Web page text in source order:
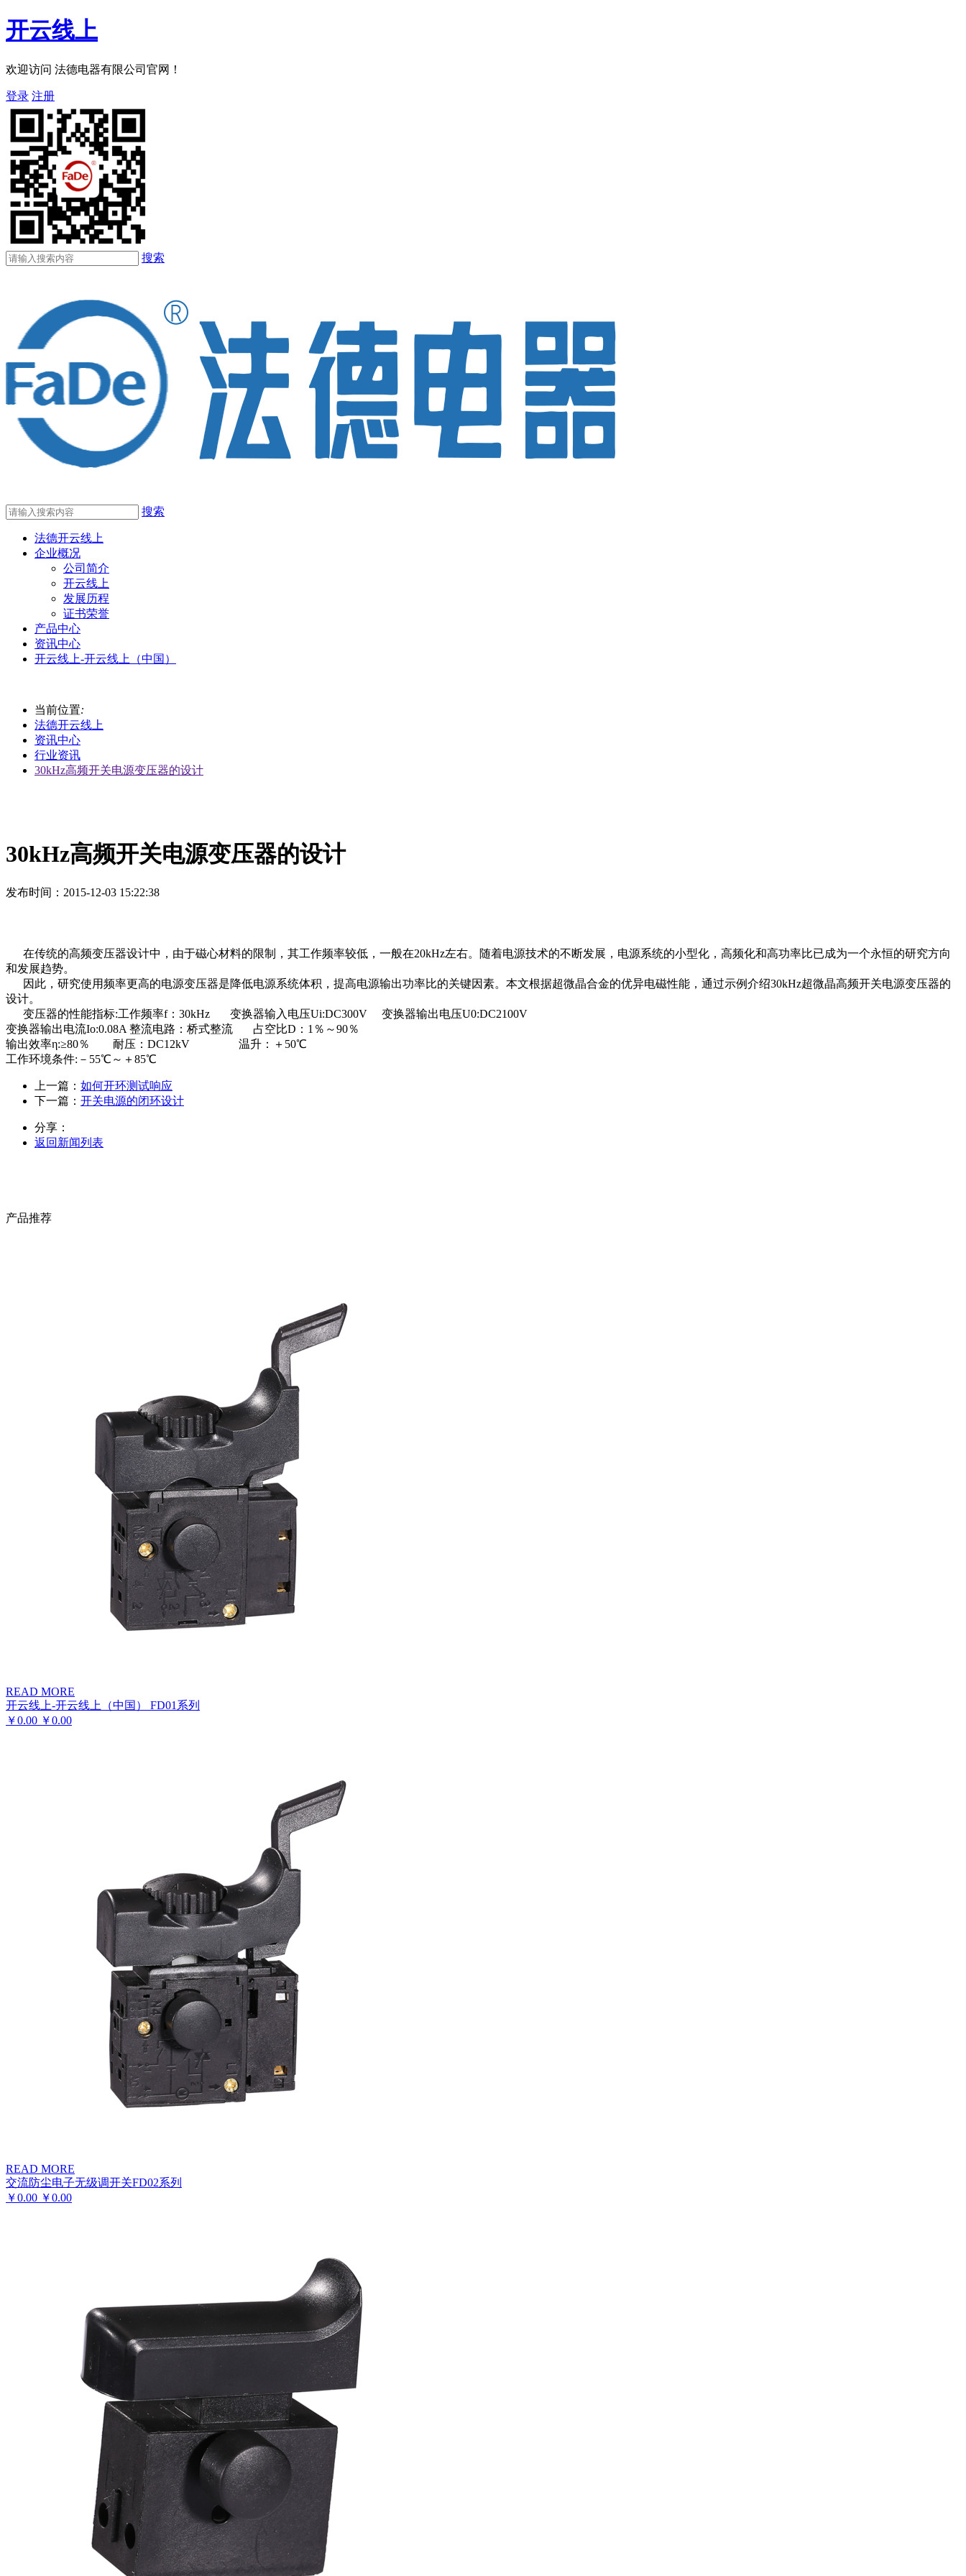
开云线上
欢迎访问 法德电器有限公司官网！
登录 注册
搜索
搜索
法德开云线上
企业概况
公司简介
开云线上
发展历程
证书荣誉
产品中心
资讯中心
开云线上-开云线上（中国）
当前位置:
法德开云线上
资讯中心
行业资讯
30kHz高频开关电源变压器的设计
30kHz高频开关电源变压器的设计
发布时间 ：2015-12-03 15:22:38
在传统的高频变压器设计中，由于磁心材料的限制，其工作频率较低，一般在20kHz左右。随着电源技术的不断发展，电源系统的小型化，高频化和高功率比已成为一个永恒的研究方向
和发展趋势。
因此，研究使用频率更高的电源变压器是降低电源系统体积，提高电源输出功率比的关键因素。本文根据超微晶合金的优异电磁性能，通过示例介绍30kHz超微晶高频开关电源变压器的
设计。
变压器的性能指标:工作频率f：30kHz 变换器输入电压Ui:DC300V 变换器输出电压U0:DC2100V
变换器输出电流Io:0.08A 整流电路：桥式整流 占空比D：1％～90％
输出效率η:≥80％ 耐压：DC12kV 温升：＋50℃
工作环境条件:－55℃～＋85℃
上一篇： 如何开环测试响应
下一篇： 开关电源的闭环设计
分享：
返回新闻列表
产品推荐
READ MORE
开云线上-开云线上（中国） FD01系列
￥0.00 ￥0.00
READ MORE
交流防尘电子无级调开关FD02系列
￥0.00 ￥0.00